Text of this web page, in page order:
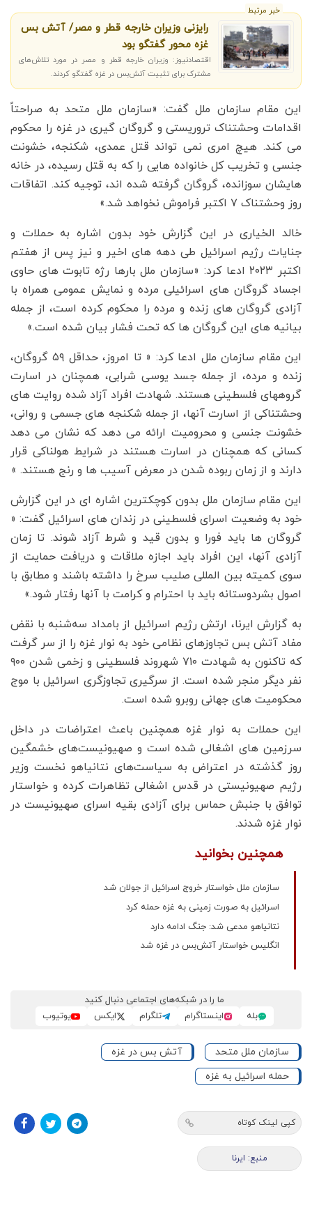
خبر مرتبط
رایزنی وزیران خارجه قطر و مصر/ آتش بس
غزه محور گفتگو بود
اقتصادنیوز: وزیران خارجه قطر و مصر در مورد تلاش‌های
مشترک برای تثبیت آتش‌بس در غزه گفتگو کردند.
این مقام سازمان ملل گفت: «سازمان ملل متحد به صراحتاً
اقدامات وحشتناک تروریستی و گروگان گیری در غزه را محکوم
می کند. هیچ امری نمی تواند قتل عمدی، شکنجه، خشونت
جنسی و تخریب کل خانواده هایی را که به قتل رسیده، در خانه
هایشان سوزانده، گروگان گرفته شده اند، توجیه کند. اتفاقات
روز وحشتناک ۷ اکتبر فراموش نخواهد شد.»
خالد الخیاری در این گزارش خود بدون اشاره به حملات و
جنایات رژیم اسرائیل طی دهه های اخیر و نیز پس از هفتم
اکتبر ۲۰۲۳ ادعا کرد: «سازمان ملل بارها رژه تابوت های حاوی
اجساد گروگان های اسرائیلی مرده و نمایش عمومی همراه با
آزادی گروگان های زنده و مرده را محکوم کرده است، از جمله
بیانیه های این گروگان ها که تحت فشار بیان شده است.»
این مقام سازمان ملل ادعا کرد: « تا امروز، حداقل ۵۹ گروگان،
زنده و مرده، از جمله جسد یوسی شرابی، همچنان در اسارت
گروههای فلسطینی هستند. شهادت افراد آزاد شده روایت های
وحشتناکی از اسارت آنها، از جمله شکنجه های جسمی و روانی،
خشونت جنسی و محرومیت ارائه می دهد که نشان می دهد
کسانی که همچنان در اسارت هستند در شرایط هولناکی قرار
دارند و از زمان ربوده شدن در معرض آسیب ها و رنج هستند. »
این مقام سازمان ملل بدون کوچکترین اشاره ای در این گزارش
خود به وضعیت اسرای فلسطینی در زندان های اسرائیل گفت: «
گروگان ها باید فورا و بدون قید و شرط آزاد شوند. تا زمان
آزادی آنها، این افراد باید اجازه ملاقات و دریافت حمایت از
سوی کمیته بین المللی صلیب سرخ را داشته باشند و مطابق با
اصول بشردوستانه باید با احترام و کرامت با آنها رفتار شود.»
به گزارش ایرنا، ارتش رژیم اسرائیل از بامداد سه‌شنبه با نقض
مفاد آتش بس تجاوزهای نظامی خود به نوار غزه را از سر گرفت
که تاکنون به شهادت ۷۱۰ شهروند فلسطینی و زخمی شدن ۹۰۰
نفر دیگر منجر شده است. از سرگیری تجاوزگری اسرائیل با موج
محکومیت های جهانی روبرو شده است.
این حملات به نوار غزه همچنین باعث اعتراضات در داخل
سرزمین های اشغالی شده است و صهیونیست‌های خشمگین
روز گذشته در اعتراض به سیاست‌های نتانیاهو نخست‌ وزیر
رژیم صهیونیستی در قدس اشغالی تظاهرات کرده و خواستار
توافق با جنبش حماس برای آزادی بقیه اسرای صهیونیست در
نوار غزه شدند.
همچنین بخوانید
سازمان ملل خواستار خروج اسرائیل از جولان شد
اسرائیل به صورت زمینی به غزه حمله کرد
نتانیاهو مدعی شد: جنگ ادامه دارد
انگلیس خواستار آتش‌بس در غزه شد
ما را در شبکه‌های اجتماعی دنبال کنید
بله
اینستاگرام تلگرام ایکس یوتیوب
سازمان ملل متحد
آتش بس در غزه
حمله اسرائیل به غزه
کپی لینک کوتاه
منبع: ایرنا